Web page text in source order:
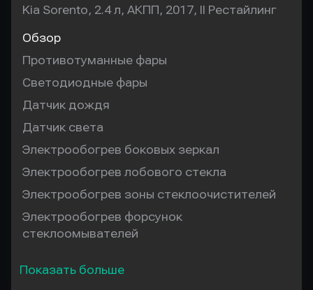
Kia Sorento, 2.4 л, АКПП, 2017, II Рестайлинг
Обзор
Противотуманные фары
Светодиодные фары
Датчик дождя
Датчик света
Электрообогрев боковых зеркал
Электрообогрев лобового стекла
Электрообогрев зоны стеклоочистителей
Электрообогрев форсунок
стеклоомывателей
Показать больше